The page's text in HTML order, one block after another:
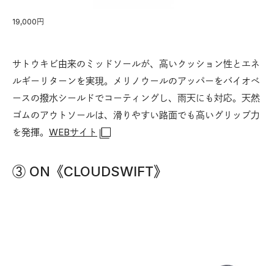
19,000円
サトウキビ由来のミッドソールが、高いクッション性とエネ
ルギーリターンを実現。メリノウールのアッパーをバイオベ
ースの撥水シールドでコーティングし、雨天にも対応。天然
ゴムのアウトソールは、滑りやすい路面でも高いグリップ力
を発揮。 WEBサイト
③ ON《CLOUDSWIFT》